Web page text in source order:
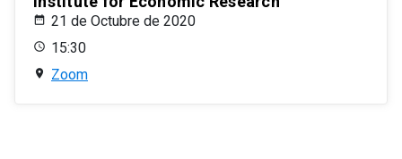
21 de Octubre de 2020
15:30
Zoom